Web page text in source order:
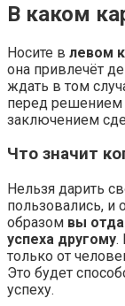
В каком
Носите в левом
она привлечёт
ждать в том
перед решением
заключением
Что значит
Нельзя дарить
пользовались, и
образом вы
успеха другому.
только от
Это будет
успеху.